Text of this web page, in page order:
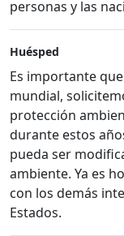
personas y las
Huésped
Es importante
mundial,
protección
durante estos
pueda ser
ambiente. Ya es
con los demás
Estados.